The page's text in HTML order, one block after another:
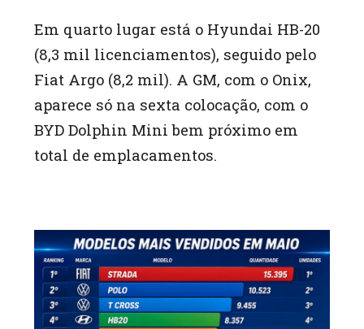
Em quarto lugar está o Hyundai HB-20
(8,3 mil licenciamentos), seguido pelo
Fiat Argo (8,2 mil). A GM, com o Onix,
aparece só na sexta colocação, com o
BYD Dolphin Mini bem próximo em
total de emplacamentos.